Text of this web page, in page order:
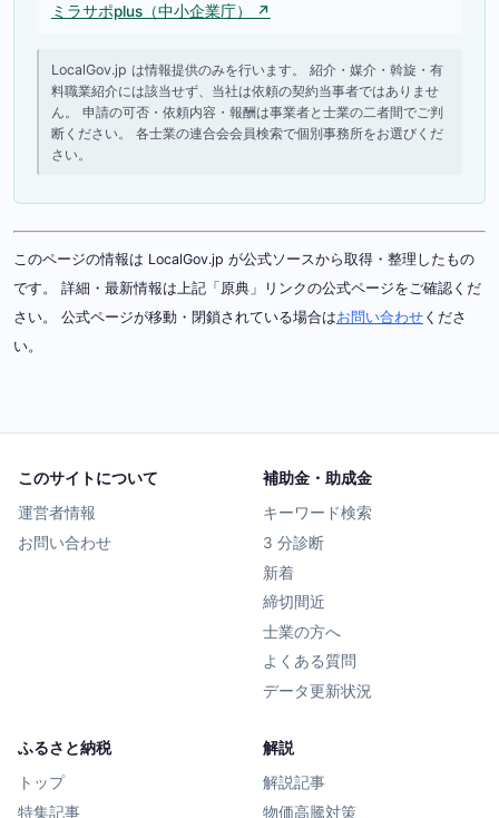
ミラサポplus（中小企業庁） ↗
LocalGov.jp は情報提供のみを行います。 紹介・媒介・斡旋・有
料職業紹介には該当せず、当社は依頼の契約当事者ではありませ
ん。 申請の可否・依頼内容・報酬は事業者と士業の二者間でご判
断ください。 各士業の連合会会員検索で個別事務所をお選びくだ
さい。
このページの情報は LocalGov.jp が公式ソースから取得・整理したもの
です。 詳細・最新情報は上記「原典」リンクの公式ページをご確認くだ
さい。 公式ページが移動・閉鎖されている場合はお問い合わせ くださ
い。
このサイトについて
運営者情報
お問い合わせ
補助金・助成金
キーワード検索
3 分診断
新着
締切間近
士業の方へ
よくある質問
データ更新状況
ふるさと納税
トップ
特集記事
解説
解説記事
物価高騰対策